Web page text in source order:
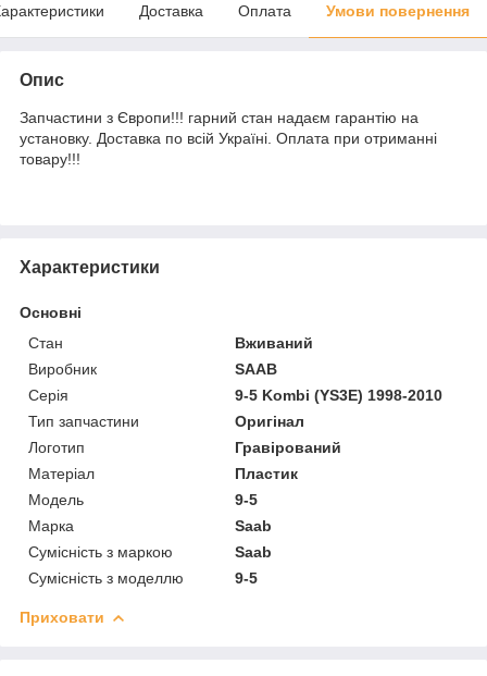
Доставка Оплата Умови повернення
Опис
Запчастини з Європи!!! гарний стан надаєм гарантію на
установку. Доставка по всій Україні. Оплата при отриманні
товару!!!
Характеристики
Основні
Стан
Вживаний
Виробник
SAAB
Серія
9-5 Kombi (YS3E) 1998-2010
Тип запчастини
Оригінал
Логотип
Гравірований
Матеріал
Пластик
Модель
9-5
Марка
Saab
Сумісність з маркою
Saab
Сумісність з моделлю
9-5
Приховати